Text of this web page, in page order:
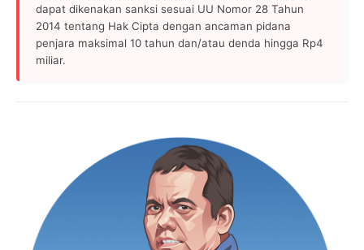
dapat dikenakan sanksi sesuai UU Nomor 28 Tahun
2014 tentang Hak Cipta dengan ancaman pidana
penjara maksimal 10 tahun dan/atau denda hingga Rp4
miliar.